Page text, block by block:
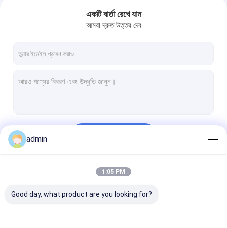
পণ্য
একটি বার্তা রেখে যান
আমরা দ্রুত উত্তর দেব
admin
1:05 PM
Good day, what product are you looking for?